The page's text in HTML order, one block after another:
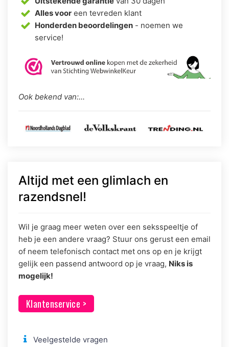
Alles voor een tevreden klant
Honderden beoordelingen - noemen we
service!
Ook bekend van:...
Altijd met een glimlach en
razendsnel!
Wil je graag meer weten over een seksspeeltje of
heb je een andere vraag? Stuur ons gerust een email
of neem telefonisch contact met ons op en je krijgt
gelijk een passend antwoord op je vraag, Niks is
mogelijk!
Klantenservice >
Veelgestelde vragen